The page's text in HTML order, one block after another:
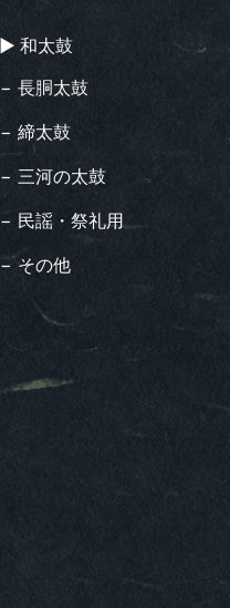
▶︎ 和太鼓
− 長胴太鼓
− 締太鼓
− 三河の太鼓
− 民謡・祭礼用
− その他